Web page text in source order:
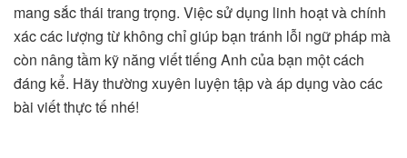
mang sắc thái trang trọng. Việc sử dụng linh hoạt và chính
xác các lượng từ không chỉ giúp bạn tránh lỗi ngữ pháp mà
còn nâng tầm kỹ năng viết tiếng Anh của bạn một cách
đáng kể. Hãy thường xuyên luyện tập và áp dụng vào các
bài viết thực tế nhé!